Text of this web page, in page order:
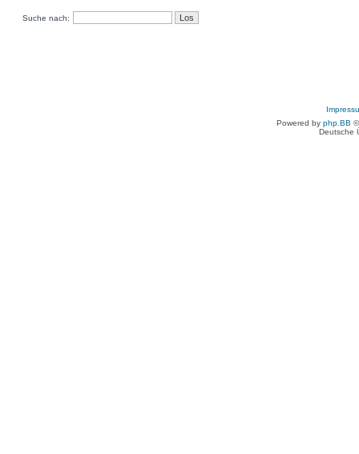
Suche nach:
Powered by php.BB
Deutsche